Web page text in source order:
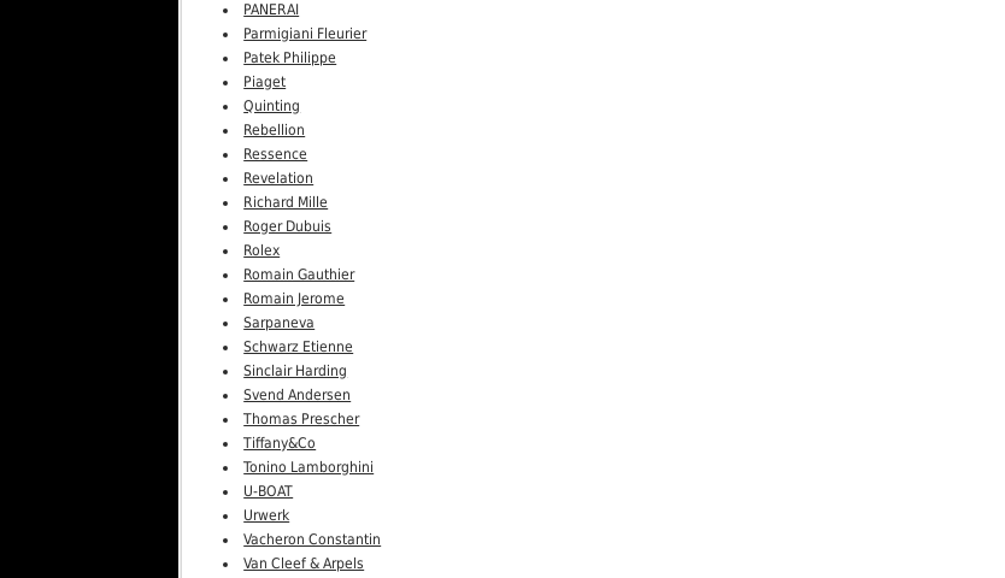
PANERAI
Parmigiani Fleurier
Patek Philippe
Piaget
Quinting
Rebellion
Ressence
Revelation
Richard Mille
Roger Dubuis
Rolex
Romain Gauthier
Romain Jerome
Sarpaneva
Schwarz Etienne
Sinclair Harding
Svend Andersen
Thomas Prescher
Tiffany&Co
Tonino Lamborghini
U-BOAT
Urwerk
Vacheron Constantin
Van Cleef & Arpels